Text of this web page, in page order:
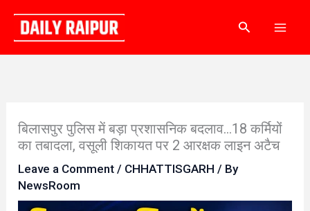
content
Search
बिलासपुर पुलिस में बड़ा प्रशासनिक बदलाव…18 कर्मियों
का तबादला, वसूली शिकायत पर 2 आरक्षक लाइन अटैच
Leave a Comment / CHHATTISGARH / By
NewsRoom